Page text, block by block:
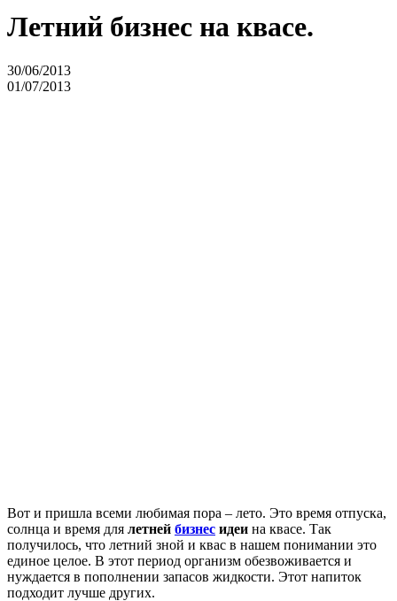
Летний бизнес на квасе.
30/06/2013
01/07/2013
Вот и пришла всеми любимая пора – лето. Это время отпуска,
солнца и время для летней бизнес идеи на квасе. Так
получилось, что летний зной и квас в нашем понимании это
единое целое. В этот период организм обезвоживается и
нуждается в пополнении запасов жидкости. Этот напиток
подходит лучше других.